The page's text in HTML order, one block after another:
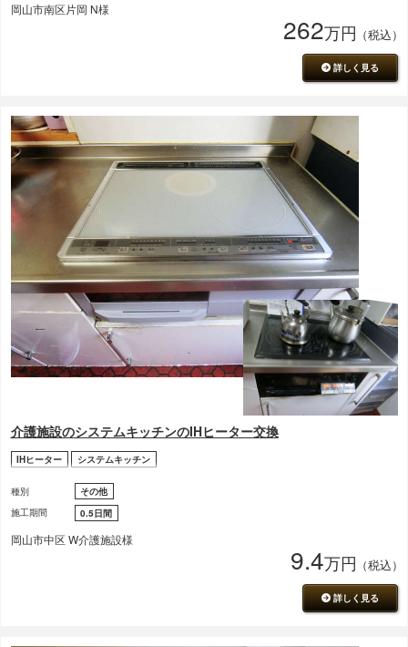
岡山市南区片岡 N様
262万円 （税込）
詳しく見る
介護施設のシステムキッチンのIHヒーター交換
IHヒーター システムキッチン
種別
その他
施工期間
0.5日間
岡山市中区 W介護施設様
9.4万円 （税込）
詳しく見る